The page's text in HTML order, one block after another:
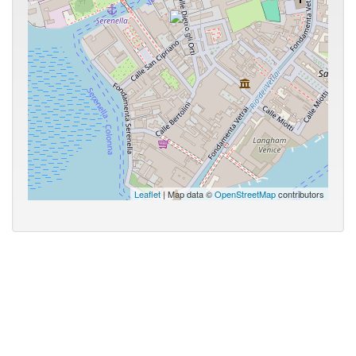
Leaflet | Map data ©OpenStreetMapcontributors